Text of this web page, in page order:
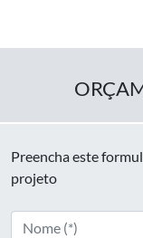
Preencha este
projeto